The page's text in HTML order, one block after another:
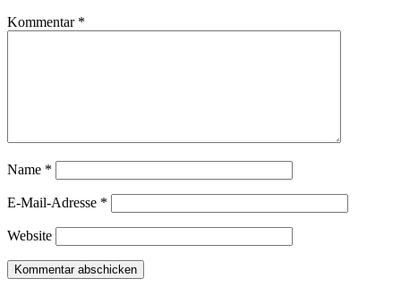
Kommentar *
Name *
E-Mail-Adresse *
Website